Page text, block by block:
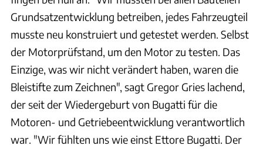
Grundsatzentwicklung betreiben, jedes Fahrzeugteil
musste neu konstruiert und getestet werden. Selbst
der Motorprüfstand, um den Motor zu testen. Das
Einzige, was wir nicht verändert haben, waren die
Bleistifte zum Zeichnen", sagt Gregor Gries lachend,
der seit der Wiedergeburt von Bugatti für die
Motoren- und Getriebeentwicklung verantwortlich
war. "Wir fühlten uns wie einst Ettore Bugatti. Der